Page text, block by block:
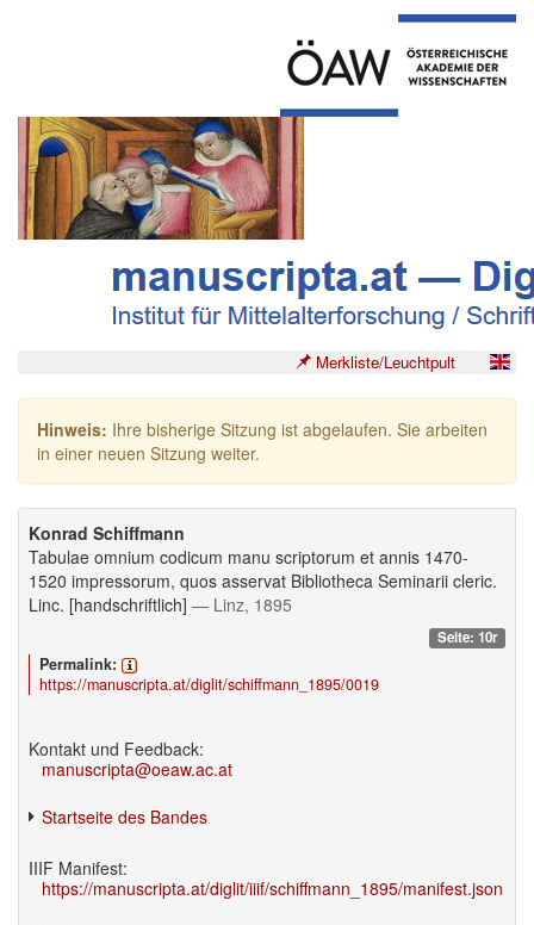
Merkliste/Leuchtpult
Hinweis: Ihre bisherige Sitzung ist abgelaufen. Sie arbeiten
in einer neuen Sitzung weiter.
Konrad Schiffmann
Tabulae omnium codicum manu scriptorum et annis 1470-
1520 impressorum, quos asservat Bibliotheca Seminarii cleric.
Linc. [handschriftlich] — Linz, 1895
Seite: 10r
Permalink:
https://manuscripta.at/diglit/schiffmann_1895/0019
Kontakt und Feedback:
manuscripta@oeaw.ac.at
Startseite des Bandes
IIIF Manifest:
https://manuscripta.at/diglit/iiif/schiffmann_1895/manifest.json